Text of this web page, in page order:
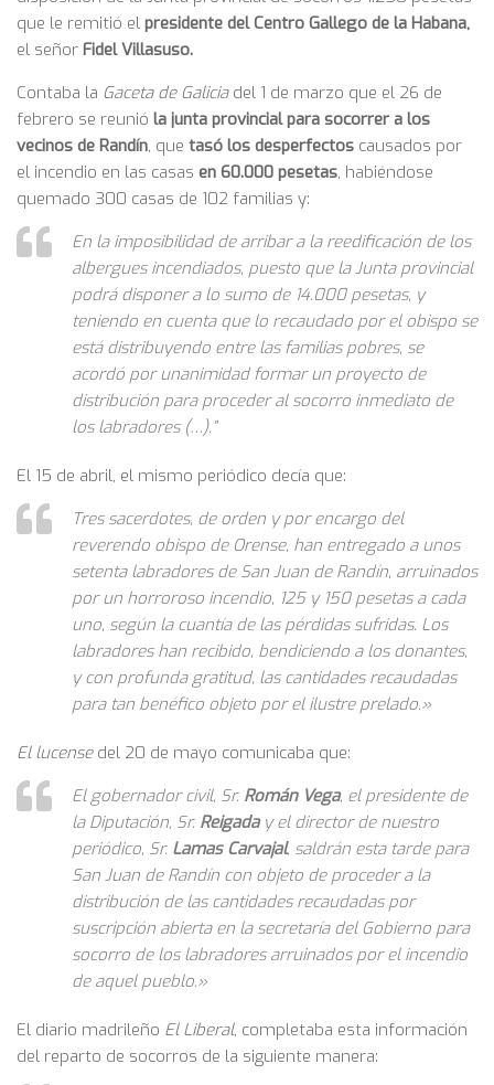
que le remitió el presidente del Centro Gallego de la Habana,
el señor Fidel Villasuso.
Contaba la Gaceta de Galiciadel 1 de marzo que el 26 de
febrero se reunió la junta provincial para socorrer a los
vecinos de Randín, que tasó los desperfectos causados por
el incendio en las casas en 60.000 pesetas, habiéndose
quemado 300 casas de 102 familias y:
En la imposibilidad de arribar a la reedificación de los
albergues incendiados, puesto que la Junta provincial
podrá disponer a lo sumo de 14.000 pesetas, y
teniendo en cuenta que lo recaudado por el obispo se
está distribuyendo entre las familias pobres, se
acordó por unanimidad formar un proyecto de
distribución para proceder al socorro inmediato de
los labradores (…).”
El 15 de abril, el mismo periódico decía que:
Tres sacerdotes, de orden y por encargo del
reverendo obispo de Orense, han entregado a unos
setenta labradores de San Juan de Randín, arruinados
por un horroroso incendio, 125 y 150 pesetas a cada
uno, según la cuantía de las pérdidas sufridas. Los
labradores han recibido, bendiciendo a los donantes,
y con profunda gratitud, las cantidades recaudadas
para tan benéfico objeto por el ilustre prelado.»
El lucensedel 20 de mayo comunicaba que:
El gobernador civil, Sr. Román Vega, el presidente de
la Diputación, Sr. Reigaday el director de nuestro
periódico, Sr. Lamas Carvajal, saldrán esta tarde para
San Juan de Randín con objeto de proceder a la
distribución de las cantidades recaudadas por
suscripción abierta en la secretaría del Gobierno para
socorro de los labradores arruinados por el incendio
de aquel pueblo.»
El diario madrileño El Liberal, completaba esta información
del reparto de socorros de la siguiente manera: